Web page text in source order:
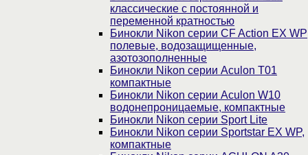
классические с постоянной и
переменной кратностью
Бинокли Nikon серии СF Action EX WP
полевые, водозащищенные,
азотозополненные
Бинокли Nikon серии Aculon T01
компактные
Бинокли Nikon серии Aculon W10
водонепроницаемые, компактные
Бинокли Nikon серии Sport Lite
Бинокли Nikon серии Sportstar EX WP,
компактные